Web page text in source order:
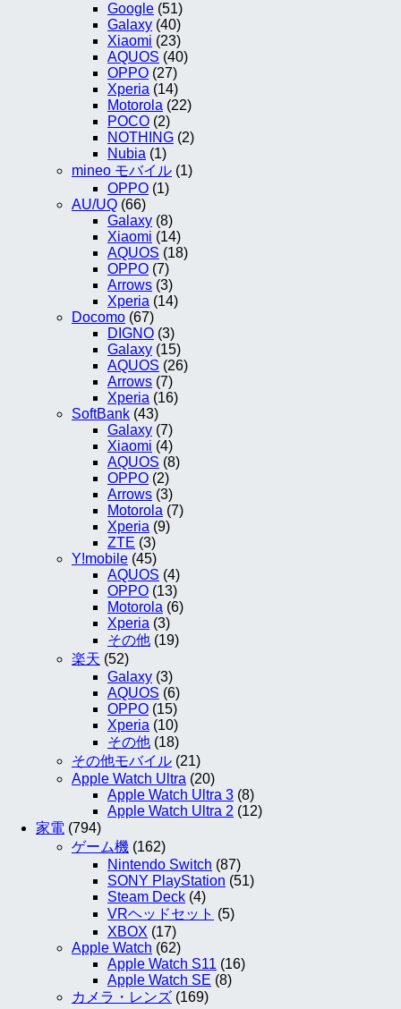
Google (51)
Galaxy (40)
Xiaomi (23)
AQUOS (40)
OPPO (27)
Xperia (14)
Motorola (22)
POCO (2)
NOTHING (2)
Nubia (1)
mineo モバイル (1)
OPPO (1)
AU/UQ (66)
Galaxy (8)
Xiaomi (14)
AQUOS (18)
OPPO (7)
Arrows (3)
Xperia (14)
Docomo (67)
DIGNO (3)
Galaxy (15)
AQUOS (26)
Arrows (7)
Xperia (16)
SoftBank (43)
Galaxy (7)
Xiaomi (4)
AQUOS (8)
OPPO (2)
Arrows (3)
Motorola (7)
Xperia (9)
ZTE (3)
Y!mobile (45)
AQUOS (4)
OPPO (13)
Motorola (6)
Xperia (3)
その他 (19)
楽天 (52)
Galaxy (3)
AQUOS (6)
OPPO (15)
Xperia (10)
その他 (18)
その他モバイル (21)
Apple Watch Ultra (20)
Apple Watch Ultra 3 (8)
Apple Watch Ultra 2 (12)
家電 (794)
ゲーム機 (162)
Nintendo Switch (87)
SONY PlayStation (51)
Steam Deck (4)
VRヘッドセット (5)
XBOX (17)
Apple Watch (62)
Apple Watch S11 (16)
Apple Watch SE (8)
カメラ・レンズ (169)